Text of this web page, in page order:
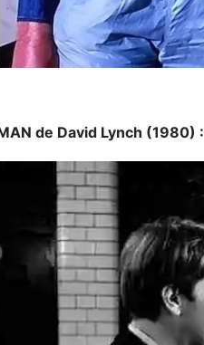
de David Lynch (1980) :